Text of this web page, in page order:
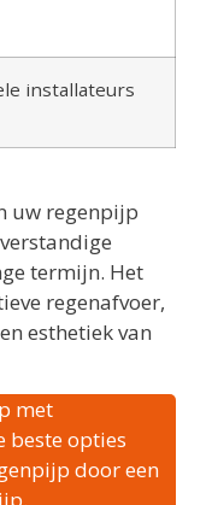
installateurs
uw regenpijp
termijn. Het
regenafvoer,
esthetiek van
met
beste opties
door een